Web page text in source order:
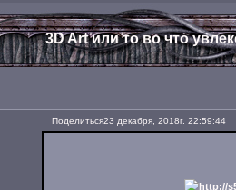
3D Art или то во что
Поделиться23 декабря, 2018г. 22:59:44